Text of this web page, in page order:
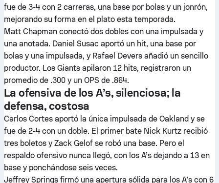
fue de 3-4 con 2 carreras, una base por bolas y un jonrón,
mejorando su forma en el plato esta temporada.
Matt Chapman conectó dos dobles con una impulsada y
una anotada. Daniel Susac aportó un hit, una base por
bolas y una impulsada, y Rafael Devers añadió un sencillo
productor. Los Giants apilaron 12 hits, registraron un
promedio de .300 y un OPS de .864.
La ofensiva de los A’s, silenciosa; la
defensa, costosa
Carlos Cortes aportó la única impulsada de Oakland y se
fue de 2-4 con un doble. El primer bate Nick Kurtz recibió
tres boletos y Zack Gelof se robó una base. Pero el
respaldo ofensivo nunca llegó, con los A’s dejando a 13 en
base y ponchándose seis veces.
Jeffrey Springs firmó una apertura sólida para los A’s con 6